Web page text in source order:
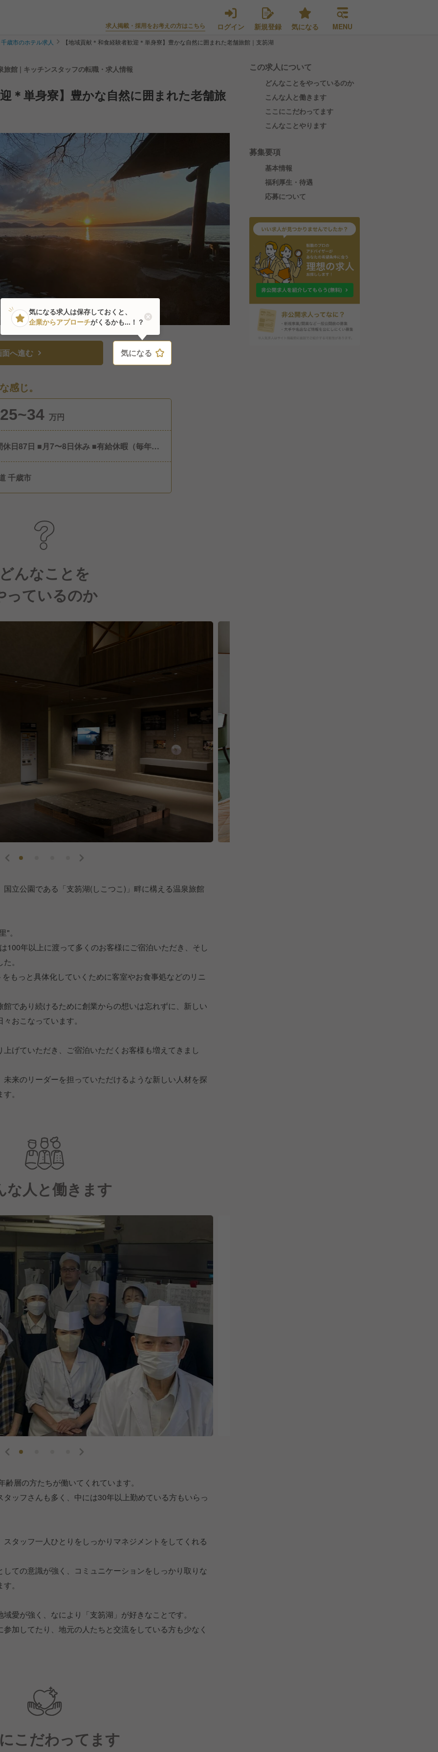
求人掲載・採用をお考えの方はこちら ログイン 新規登録 気になる MENU
千歳市のホテル求人 【地域貢献＊和食経験者歓迎＊単身寮】豊かな自然に囲まれた老舗旅館｜支笏湖
館 | キッチンスタッフの転職・求人情報
＊単身寮】豊かな自然に囲まれた老舗旅
へ進む 気になる
感じ。
25~34 万円
休日87日 ■月7〜8日休み ■有給休暇（毎年5
千歳市
んなことを
っているのか
立公園である「支笏湖(しこつこ)」畔に構える温泉旅館
。
100年以上に渡って多くのお客様にご宿泊いただき、そし
。
もっと具体化していくために客室やお食事処などのリニ
であり続けるために創業からの想いは忘れずに、新しい
おこなっています。
げていただき、ご宿泊いただくお客様も増えてきまし
来のリーダーを担っていただけるような新しい人材を探
。
な人と働きます
層の方たちが働いてくれています。
ッフさんも多く、中には30年以上勤めている方もいらっ
タッフ一人ひとりをしっかりマネジメントをしてくれる
ての意識が強く、コミュニケーションをしっかり取りな
。
愛が強く、なにより「支笏湖」が好きなことです。
加してたり、地元の人たちと交流をしている方も少なく
こだわってます
この求人について
どんなことをやっているのか
こんな人と働きます
ここにこだわってます
こんなことやります
募集要項
基本情報
福利厚生・待遇
応募について
気になる
気になる求人は保存しておくと、
企業からアプローチがくるかも...！？